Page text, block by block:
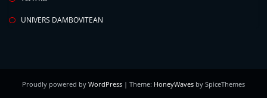
UNIVERS DAMBOVITEAN
Proudly powered by WordPress | Theme: HoneyWaves by SpiceThemes